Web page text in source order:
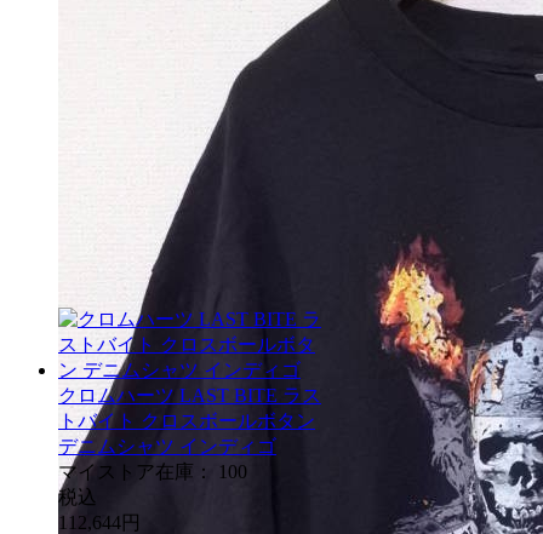
クロムハーツ LAST BITE ラス
トバイト クロスボールボタン
デニムシャツ インディゴ
マイストア在庫：
100
税込
112,644円